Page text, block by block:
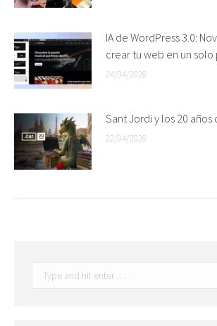
IA de WordPress 3.0:
crear tu web en un solo
24/04/2026
Sant Jordi y los 20
22/04/2026